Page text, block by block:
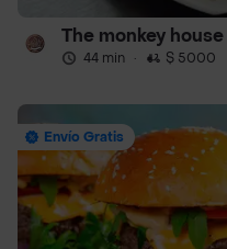
The monkey house
44 min · $ 5000
Envío Gratis